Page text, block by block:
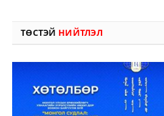
ТӨСТЭЙ НИЙТЛЭЛ